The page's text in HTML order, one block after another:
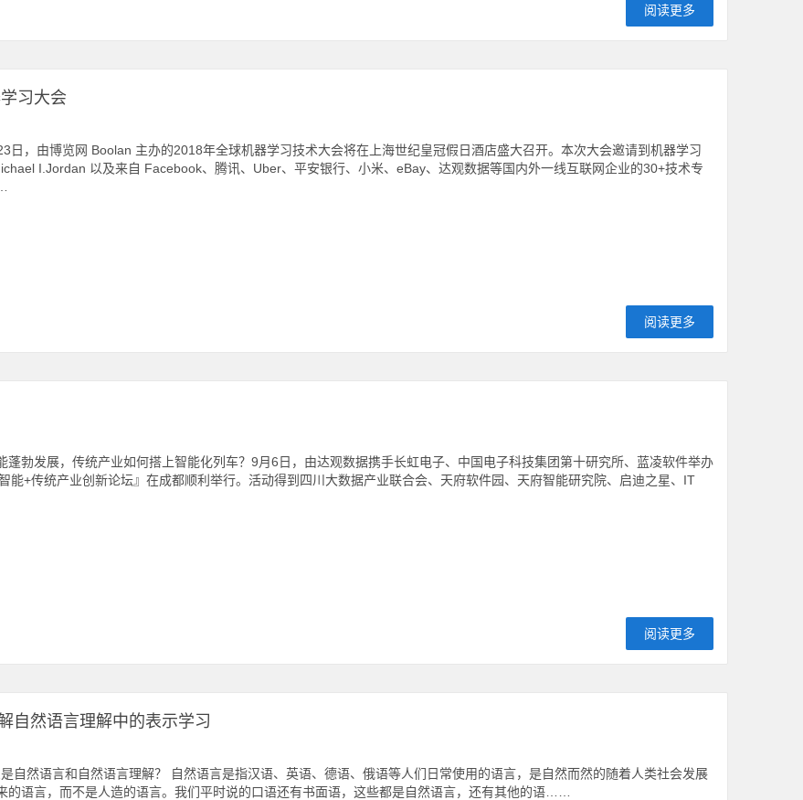
阅读更多
习大会
日，由博览网 Boolan 主办的2018年全球机器学习技术大会将在上海世纪皇冠假日酒店盛大召开。本次大会邀请到机器学习
I.Jordan 以及来自 Facebook、腾讯、Uber、平安银行、小米、eBay、达观数据等国内外一线互联网企业的30+技术专
阅读更多
蓬勃发展，传统产业如何搭上智能化列车？9月6日，由达观数据携手长虹电子、中国电子科技集团第十研究所、蓝凌软件举办
能+传统产业创新论坛』在成都顺利举行。活动得到四川大数据产业联合会、天府软件园、天府智能研究院、启迪之星、IT
阅读更多
自然语言理解中的表示学习
自然语言和自然语言理解？ 自然语言是指汉语、英语、德语、俄语等人们日常使用的语言，是自然而然的随着人类社会发展
的语言，而不是人造的语言。我们平时说的口语还有书面语，这些都是自然语言，还有其他的语……